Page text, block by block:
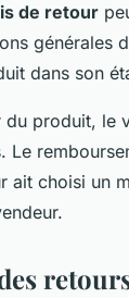
de retour
générales
dans son
du produit, le
Le
ait choisi un